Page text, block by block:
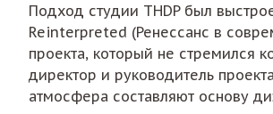
Подход студии THDP был
Reinterpreted (Ренессанс в
проекта, который не стремился
директор и руководитель
атмосфера составляют основу